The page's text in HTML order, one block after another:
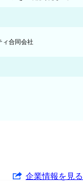
ィ合同会社
企業情報を見る